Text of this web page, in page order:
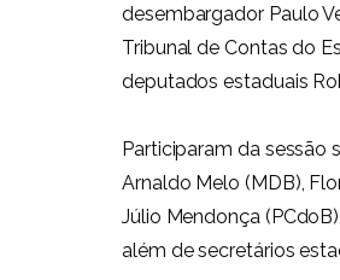
desembargador Paulo
Tribunal de Contas do
deputados estaduais
Participaram da sessão
Arnaldo Melo (MDB),
Júlio Mendonça
além de secretários